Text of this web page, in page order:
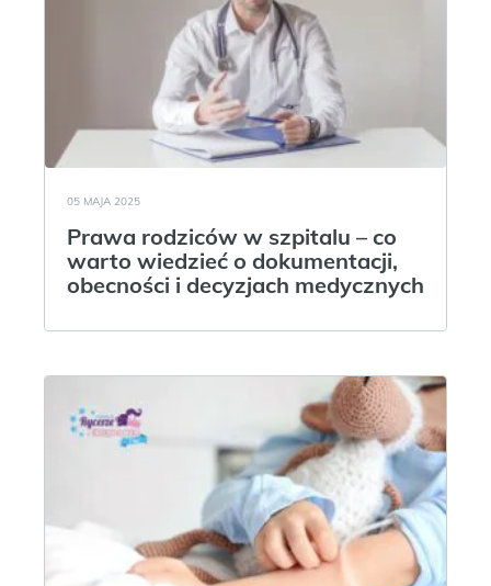
05 MAJA 2025
Prawa rodziców w szpitalu – co
warto wiedzieć o dokumentacji,
obecności i decyzjach medycznych